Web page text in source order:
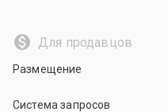
Для продавцов
Размещение
Система запросов